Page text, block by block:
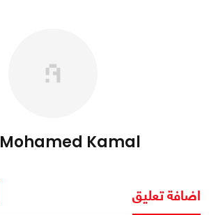
Mohamed Kamal
اضافة تعليق